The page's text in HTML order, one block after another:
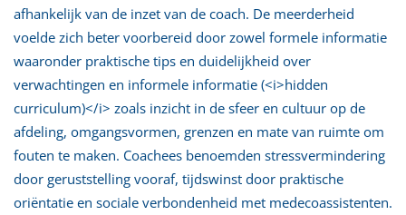
afhankelijk van de inzet van de coach. De meerderheid
voelde zich beter voorbereid door zowel formele informatie
waaronder praktische tips en duidelijkheid over
verwachtingen en informele informatie (<i>hidden
curriculum)</i> zoals inzicht in de sfeer en cultuur op de
afdeling, omgangsvormen, grenzen en mate van ruimte om
fouten te maken. Coachees benoemden stressvermindering
door geruststelling vooraf, tijdswinst door praktische
oriëntatie en sociale verbondenheid met medecoassistenten.